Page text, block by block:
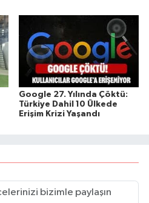
Google 27. Yılında Çöktü:
Türkiye Dahil 10 Ülkede
Erişim Krizi Yaşandı